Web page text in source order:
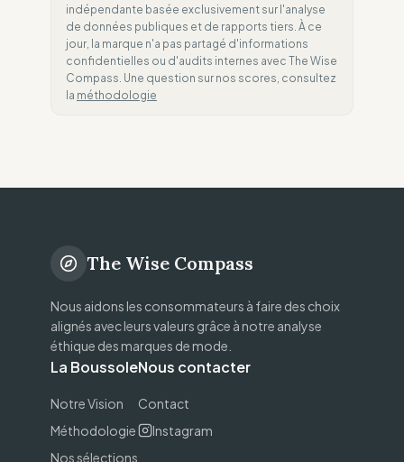
indépendante basée exclusivement sur l'analyse
de données publiques et de rapports tiers. À ce
jour, la marque n'a pas partagé d'informations
confidentielles ou d'audits internes avec The Wise
Compass. Une question sur nos scores, consultez
la méthodologie
The Wise Compass
Nous aidons les consommateurs à faire des choix
alignés avec leurs valeurs grâce à notre analyse
éthique des marques de mode.
La Boussole
Notre Vision
Méthodologie
Nos sélections
Nous contacter
Contact
Instagram